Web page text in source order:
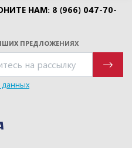
НАМ: 8 (966) 047-70-
ПРЕДЛОЖЕНИЯХ